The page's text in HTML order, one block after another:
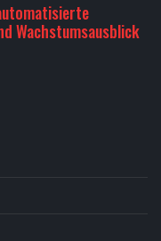
Wachstumsausblick